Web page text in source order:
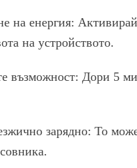
на енергия:
на устройството.
възможност: Дори 5
зарядно: То